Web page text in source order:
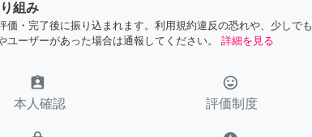
組み
価・完了後に振り込まれます。利用規約違反の恐れや、少しでも
ーザーがあった場合は通報してください。
詳細を見る
assignment_ind
本人確認
tag_faces
評価制度